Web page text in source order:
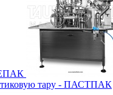
тару - ПАСТПАК